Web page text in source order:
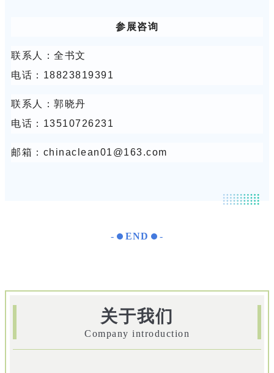
参展咨询
联系人：全书文
电话：18823819391
联系人：郭晓丹
电话：13510726231
邮箱：chinaclean01@163.com
- END -
关于我们
Company introduction